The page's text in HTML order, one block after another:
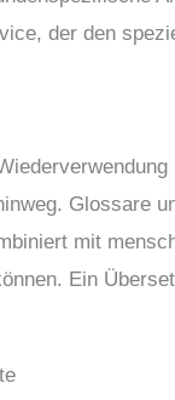
der den
Glossare
mit
Ein